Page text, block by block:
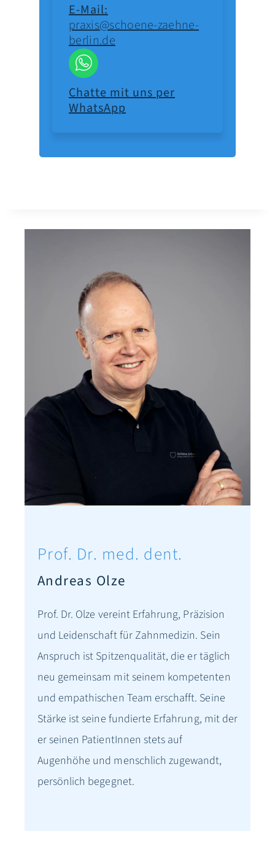
E-Mail:
praxis@schoene-zaehne-
berlin.de
Chatte mit uns per
WhatsApp
Prof. Dr. med. dent.
Andreas Olze
Prof. Dr. Olze vereint Erfahrung, Präzision
und Leidenschaft für Zahnmedizin. Sein
Anspruch ist Spitzenqualität, die er täglich
neu gemeinsam mit seinem kompetenten
und empathischen Team erschafft. Seine
Stärke ist seine fundierte Erfahrung, mit der
er seinen PatientInnen stets auf
Augenhöhe und menschlich zugewandt,
persönlich begegnet.